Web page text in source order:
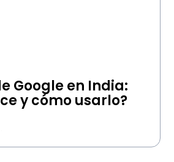
Google en India:
y cómo usarlo?